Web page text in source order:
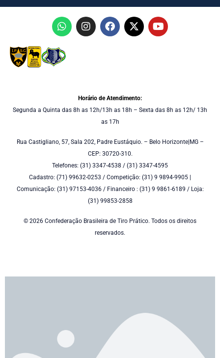
Horário de Atendimento:
Segunda a Quinta das 8h as 12h/13h as 18h – Sexta das 8h as 12h/ 13h
as 17h
Rua Castigliano, 57, Sala 202, Padre Eustáquio. – Belo Horizonte|MG –
CEP: 30720-310.
Telefones: (31) 3347-4538 / (31) 3347-4595
Cadastro: (71) 99632-0253 / Competição: (31) 9 9894-9905 |
Comunicação: (31) 97153-4036 / Financeiro : (31) 9 9861-6189 / Loja:
(31) 99853-2858
© 2026 Confederação Brasileira de Tiro Prático. Todos os direitos
reservados.